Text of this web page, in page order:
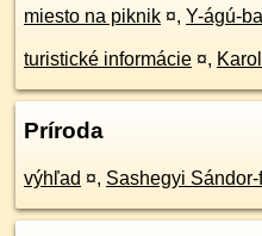
miesto na piknik ¤, Y-ágú-
turistické informácie ¤,
Príroda
výhľad ¤, Sashegyi Sándor-